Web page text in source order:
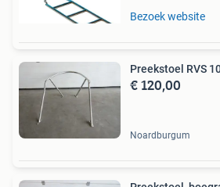
Bezoek website
Preekstoel RVS
€ 120,00
Noardburgum